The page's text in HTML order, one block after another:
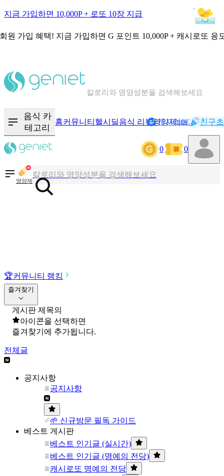
지금 가입하면 10,000P + 로또 10장 지급
원 가입 혜택! 지금 가입하면 G 포인트 10,000P + 캐시로또 응
칼로리와 영양성분을 검색해보세요
음식 카
테고리
홈커뮤니티 헬시딜음식 리뷰영양제NEW기록
캐시리뷰 친구
0 0
영양제
칼로리와 영양성분을 검색해보세요
혈당 · 다이어트 음식 검색해보세요
🏆커뮤니티 랭킹
즐겨찾기
게시판 제목의
아이콘을 선택하면
즐겨찾기에 추가됩니다.
전체글
공지사항
공지사항
🌱 신규방문 필독 가이드
베스트 게시판
베스트 인기글 (실시간)
베스트 인기글 (명예의 전당)
캐시로또 명예의 전당